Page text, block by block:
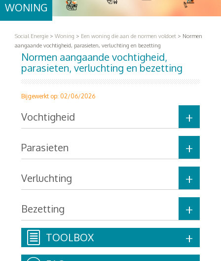
Social Energie > Woning > Een woning die aan de normen voldoet > Normen
aangaande vochtigheid, parasieten, verluchting en bezetting
WONING
Normen aangaande vochtigheid,
parasieten, verluchting en bezetting
Bijgewerkt op: 02/06/2026
Vochtigheid
Parasieten
Verluchting
Bezetting
TOOLBOX